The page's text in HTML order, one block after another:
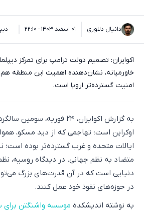
دانیال دلاوری ۰۱ اسفند ۱۴۰۳ - ۲۲:۱۰
اکوایران: تصمیم دولت ترامپ برای تمرکز
خاورمیانه، نشان‌دهنده اهمیت این منطقه
امنیت گسترده‌تر اروپا است.
به گزارش اکوایران، ۲۴ فوریه،
اوکراین است؛ تهاجمی که از دید مسکو،
ایالات متحده و غرب گسترده‌تر بوده است؛
متضاد به نظم جهانی. در دیدگاه روسیه،
دنیایی است که در آن قدرت‌های بزرگ
در حوزه‌های نفوذ خود عمل کنند.
به نوشته اندیشکده موسسه واشنگتن